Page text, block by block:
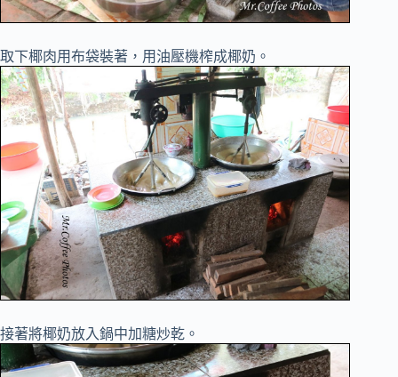
取下椰肉用布袋裝著，用油壓機榨成椰奶。
接著將椰奶放入鍋中加糖炒乾。